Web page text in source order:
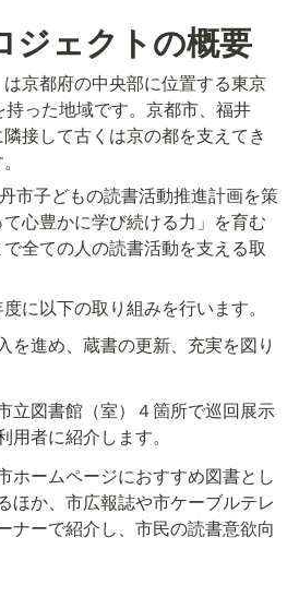
ジェクトの概要
京都府の中央部に位置する東京
った地域です。京都市、福井
接して古くは京の都を支えてき
市子どもの読書活動推進計画を策
心豊かに学び続ける力」を育む
全ての人の読書活動を支える取
に以下の取り組みを行います。
を進め、蔵書の更新、充実を図り
立図書館（室）４箇所で巡回展示
用者に紹介します。
ホームページにおすすめ図書とし
ほか、市広報誌や市ケーブルテレ
ナーで紹介し、市民の読書意欲向